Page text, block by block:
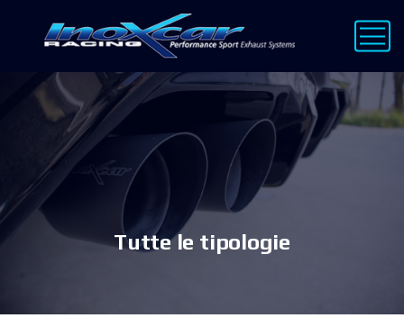
Tutte le tipologie